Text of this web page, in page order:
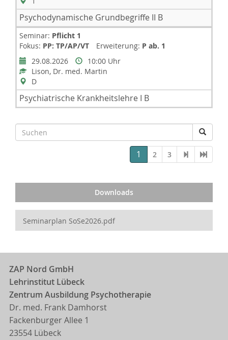
Psychodynamische Grundbegriffe II B
Seminar: Pflicht 1
Fokus: PP: TP/AP/VT Erweiterung: P ab. 1
29.08.2026
10:00 Uhr
Lison, Dr. med. Martin
D
Psychiatrische Krankheitslehre I B
1 2 3
Downloads
Seminarplan SoSe2026.pdf
ZAP Nord GmbH
Lehrinstitut Lübeck
Zentrum Ausbildung Psychotherapie
Dr. med. Frank Damhorst
Fackenburger Allee 1
23554 Lübeck